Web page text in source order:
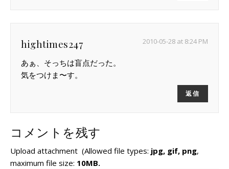
hightimes247 2010-05-28 at 8:24 PM
あぁ、そっちは盲点だった。
気をつけま〜す。
返信
コメントを残す
Upload attachment (Allowed file types: jpg, gif, png,
maximum file size: 10MB.